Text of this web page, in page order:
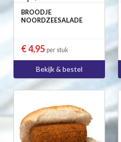
BROODJE
NOORDZEESALADE
€ 4,95 per stuk
Bekijk & bestel